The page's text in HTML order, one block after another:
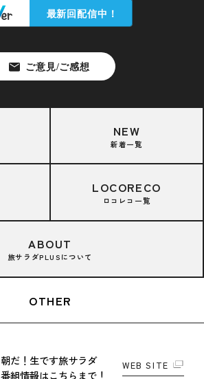
NEW
新着一覧
LOCORECO
ロコレコ一覧
ABOUT
旅サラダPLUSについて
OTHER
朝だ！生です旅サラダ
番組情報はこちらまで！
WEB SITE